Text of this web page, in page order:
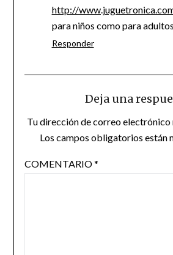
http://
para niños como para adultos.
Responder
Deja una
Tu dirección de correo electrónico
Los campos obligatorios están
COMENTARIO*